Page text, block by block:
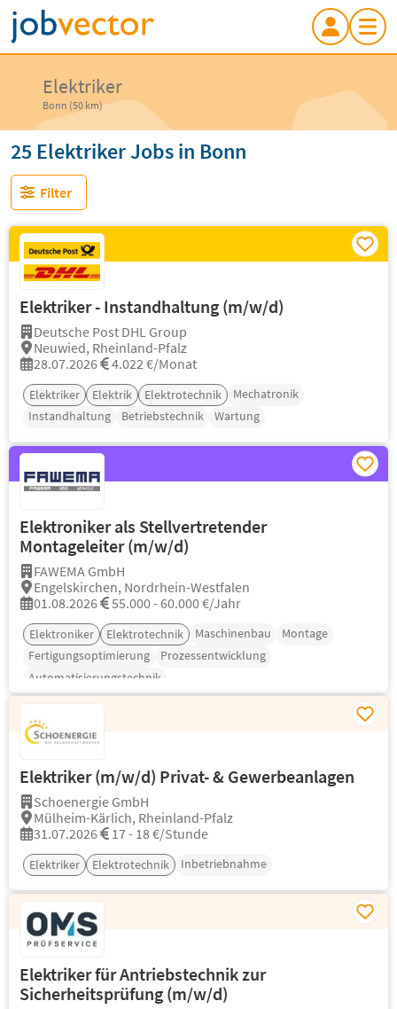
Elektriker
Bonn (50 km)
25 Elektriker Jobs in Bonn
Filter
Elektriker - Instandhaltung (m/w/d)
Deutsche Post DHL Group
Neuwied, Rheinland-Pfalz
28.07.2026
4.022 €/Monat
Elektriker Elektrik Elektrotechnik
Mechatronik
Instandhaltung
Betriebstechnik Wartung
Elektroniker als Stellvertretender
Montageleiter (m/w/d)
FAWEMA GmbH
Engelskirchen, Nordrhein-Westfalen
01.08.2026
55.000 - 60.000 €/Jahr
Elektroniker Elektrotechnik Maschinenbau
Montage
Fertigungsoptimierung
Prozessentwicklung
Automatisierungstechnik
Elektriker (m/w/d) Privat- & Gewerbeanlagen
Schoenergie GmbH
Mülheim-Kärlich, Rheinland-Pfalz
31.07.2026
17 - 18 €/Stunde
Elektriker Elektrotechnik Inbetriebnahme
Elektriker für Antriebstechnik zur
Sicherheitsprüfung (m/w/d)